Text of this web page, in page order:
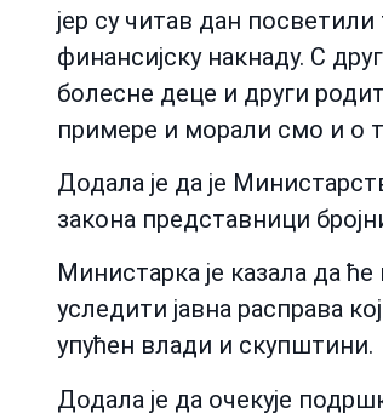
јер су читав дан
финансијску накнаду. С
болесне деце и други
примере и морали смо и о
Додала је да је
закона представници
Министарка је казала да
уследити јавна расправа
упућен влади и скупштини.
Додала је да очекује